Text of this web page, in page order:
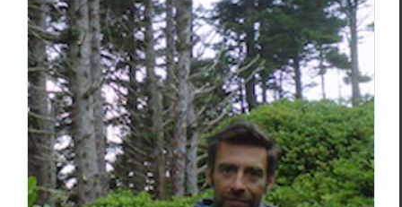
Martin Payette,Blocs de torpeur malaxée
Martin Payette Poèmes